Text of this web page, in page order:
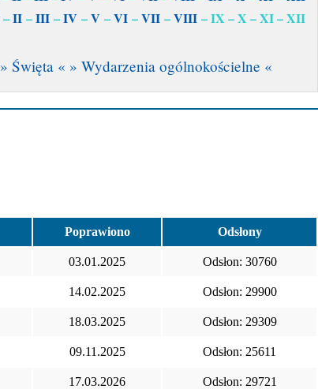
–II –III –IV –V –VI –VII –VIII – IX – X – XI – XII
» Święta « » Wydarzenia ogólnokościelne «
Poprawiono Odsłony
03.01.2025 Odsłon: 30760
14.02.2025 Odsłon: 29900
18.03.2025 Odsłon: 29309
09.11.2025 Odsłon: 25611
17.03.2026 Odsłon: 29721